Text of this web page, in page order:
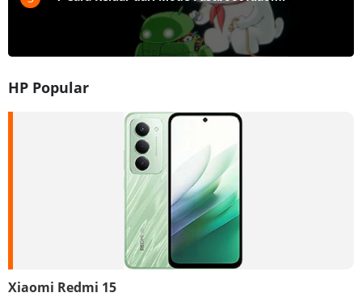
HP Popular
Xiaomi Redmi 15